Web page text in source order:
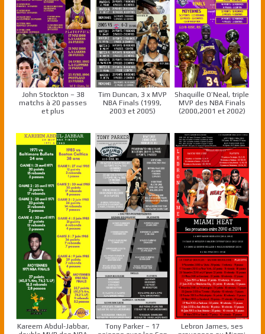
John Stockton – 38
matchs à 20 passes
et plus
Tim Duncan, 3 x MVP
NBA Finals (1999,
2003 et 2005)
Shaquille O’Neal, triple
MVP des NBA Finals
(2000,2001 et 2002)
Kareem Abdul-Jabbar,
Tony Parker – 17
Lebron James, ses